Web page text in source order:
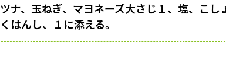
ツナ、玉ねぎ、マヨネーズ大さじ１、塩、こ
くはんし、１に添える。